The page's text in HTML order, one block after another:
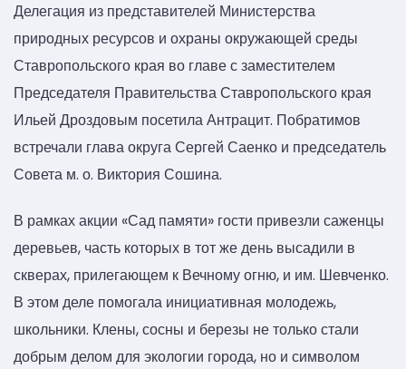
Делегация из представителей Министерства
природных ресурсов и охраны окружающей среды
Ставропольского края во главе с заместителем
Председателя Правительства Ставропольского края
Ильей Дроздовым посетила Антрацит. Побратимов
встречали глава округа Сергей Саенко и председатель
Совета м. о. Виктория Сошина.
В рамках акции «Сад памяти» гости привезли саженцы
деревьев, часть которых в тот же день высадили в
скверах, прилегающем к Вечному огню, и им. Шевченко.
В этом деле помогала инициативная молодежь,
школьники. Клены, сосны и березы не только стали
добрым делом для экологии города, но и символом